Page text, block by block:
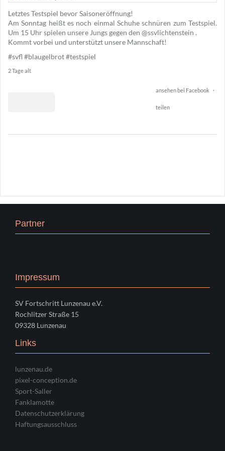
12
Letztes Testspiel bevor Saisoneröffnung!
Am Sonntag heißt es noch einmal Schuhe schnüren zum Testspiel.
Um 15 Uhr spielen unsere Jungs gegen den @ssvlichtenstein .
Kommt vorbei und unterstützt unsere Mannschaft!
#svfl #blaugelbrot#testspiel
2 Tage alt
ansehen bei Facebook ·
teilen
2
Partner
Impressum
SV Fortschritt Lunzenau e.V.
Rochlitzer Straße 15
09328 Lunzenau
Links
lunzenau.de
pixel-conception.de
Sport-Saller
Fanklamotte
Datenschutzerklärung
Haftungsausschluss